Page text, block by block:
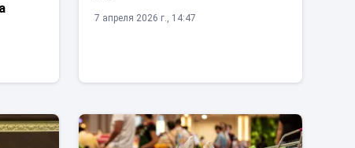
7 апреля 2026 г., 14:47